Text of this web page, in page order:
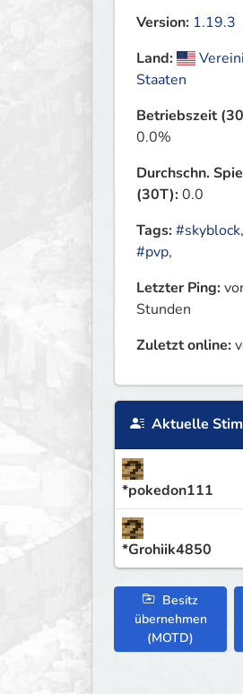
Version: 1.19.3
Land:
Staaten
Betriebszeit
0.0%
Durchschn.
(30T):0.0
Tags:#skyblock,
#pvp,
Letzter Ping:
Stunden
Zuletzt online:
Aktuelle
*pokedon111
*Grohiik4850
Besitz
übernehmen
(MOTD)